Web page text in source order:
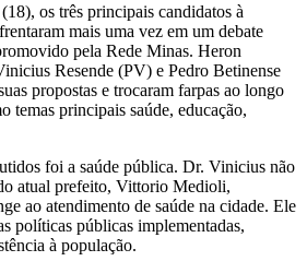
os três principais candidatos à
mais uma vez em um debate
pela Rede Minas. Heron
Resende (PV) e Pedro Betinense
propostas e trocaram farpas ao longo
temas principais saúde, educação,
foi a saúde pública. Dr. Vinicius não
atual prefeito, Vittorio Medioli,
ao atendimento de saúde na cidade. Ele
políticas públicas implementadas,
à população.